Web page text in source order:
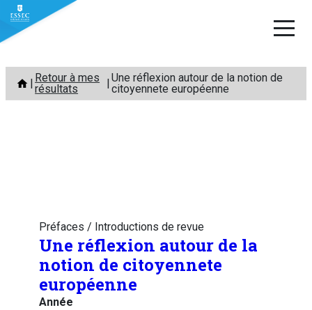
Aller
contenu
Retour à mes
résultats
Une réflexion autour de la notion de
citoyennete européenne
Préfaces / Introductions de revue
Une réflexion autour de la
notion de citoyennete
européenne
Année